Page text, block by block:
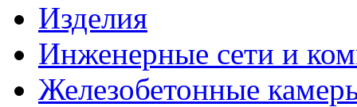
Изделия
Инженерные сети и
Железобетонные